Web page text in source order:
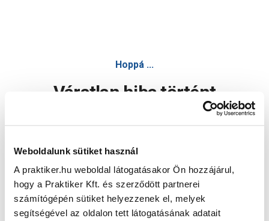
Weboldalunk sütiket használ
A praktiker.hu weboldal látogatásakor Ön hozzájárul,
hogy a Praktiker Kft. és szerződött partnerei
számítógépén sütiket helyezzenek el, melyek
segítségével az oldalon tett látogatásának adatait
Hoppá ...
Váratlan hiba történt
Oldal újratöltése